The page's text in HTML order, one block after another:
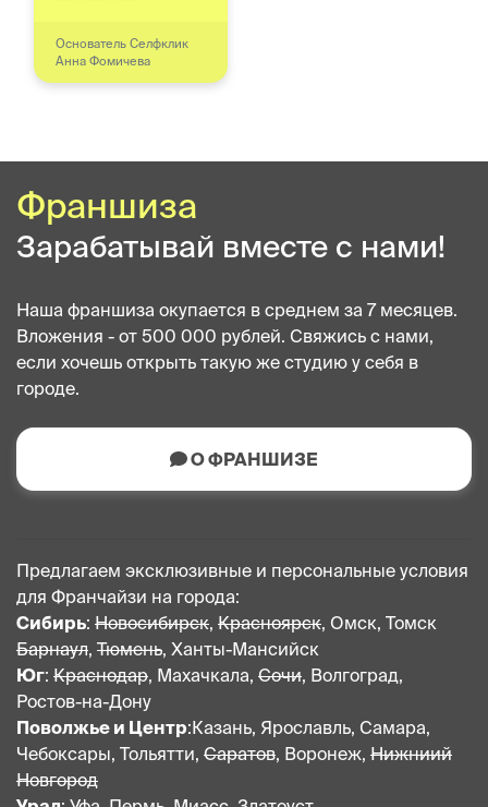
Основатель Селфклик
Анна Фомичева
Франшиза
Зарабатывай вместе с нами!
Наша франшиза окупается в среднем за 7 месяцев.
Вложения - от 500 000 рублей. Свяжись с нами,
если хочешь открыть такую же студию у себя в
городе.
О ФРАНШИЗЕ
Предлагаем эксклюзивные и персональные условия
для Франчайзи на города:
Сибирь: Новосибирск, Красноярск, Омск, Томск
Барнаул, Тюмень, Ханты-Мансийск
Юг: Краснодар, Махачкала, Сочи, Волгоград,
Ростов-на-Дону
Поволжье и Центр:Казань, Ярославль, Самара,
Чебоксары, Тольятти, Саратов, Воронеж, Нижниий
Новгород